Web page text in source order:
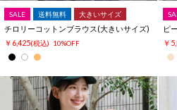
SALE 送料無料 大きいサイズ
チロリーコットンブラウス(大きいサイズ)
￥6,425(税込) 10%OFF
￥